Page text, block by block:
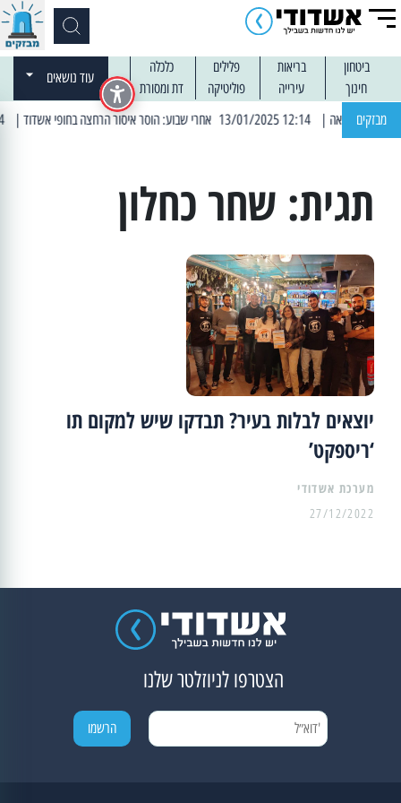
ביטחון בריאות פלילים
כלכלה
חינוך
עירייה פוליטיקה דת ומסורת
עוד נושאים
מבזקים | 12:14 13/01/2025 אחרי שבוע: הוסר איסור הרחצה בחופי אשדוד | 13:04 14/01/2025 עובדים בלילות: עבודות קרצוף וריבוד אספלט
תגית: שחר כחלון
יוצאים לבלות בעיר? תבדקו שיש למקום תו
‘ריספקט’
מערכת אשדודי
27/12/2022
הצטרפו לניוזלטר שלנו